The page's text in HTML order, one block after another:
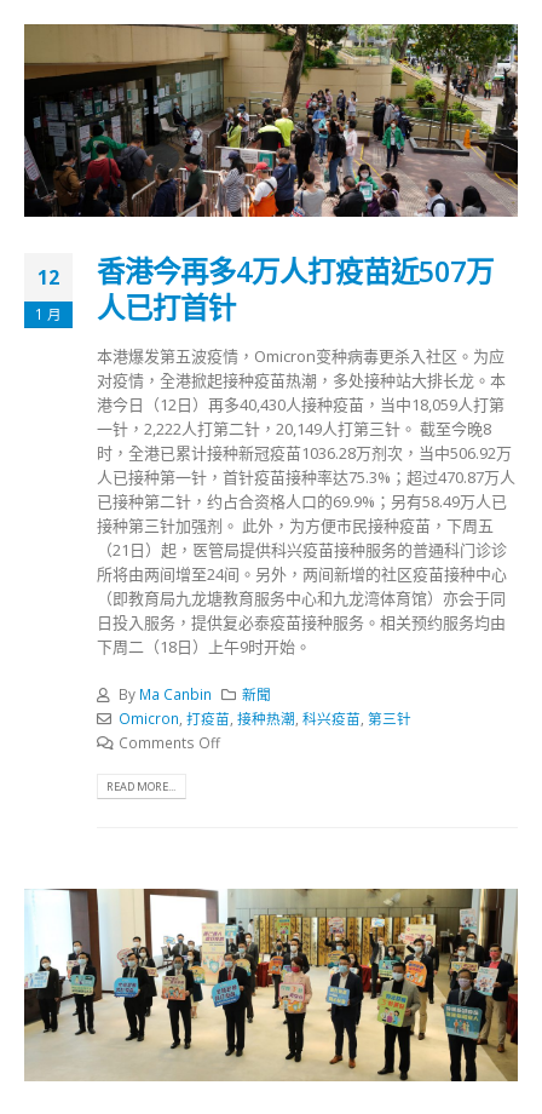
12
1 月
香港今再多4万人打疫苗近507万
人已打首针
本港爆发第五波疫情，Omicron变种病毒更杀入社区。为应
对疫情，全港掀起接种疫苗热潮，多处接种站大排长龙。本
港今日（12日）再多40,430人接种疫苗，当中18,059人打第
一针，2,222人打第二针，20,149人打第三针。 截至今晚8
时，全港已累计接种新冠疫苗1036.28万剂次，当中506.92万
人已接种第一针，首针疫苗接种率达75.3%；超过470.87万人
已接种第二针，约占合资格人口的69.9%；另有58.49万人已
接种第三针加强剂。 此外，为方便市民接种疫苗，下周五
（21日）起，医管局提供科兴疫苗接种服务的普通科门诊诊
所将由两间增至24间。另外，两间新增的社区疫苗接种中心
（即教育局九龙塘教育服务中心和九龙湾体育馆）亦会于同
日投入服务，提供复必泰疫苗接种服务。相关预约服务均由
下周二（18日）上午9时开始。
By Ma Canbin
新聞
Omicron 打疫苗 接种热潮 科兴疫苗 第三针
Comments Off
READ MORE...